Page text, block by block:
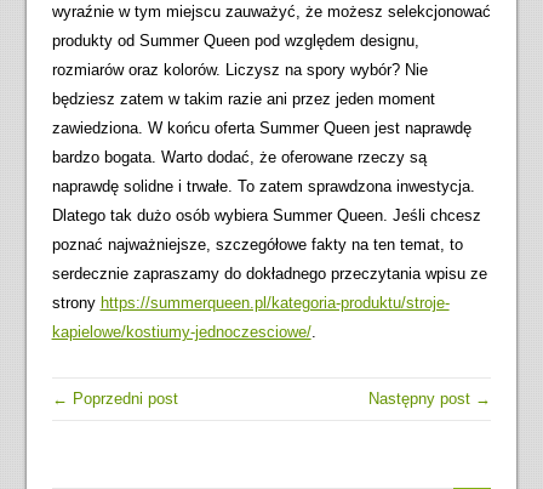
wyraźnie w tym miejscu zauważyć, że możesz selekcjonować
produkty od Summer Queen pod względem designu,
rozmiarów oraz kolorów. Liczysz na spory wybór? Nie
będziesz zatem w takim razie ani przez jeden moment
zawiedziona. W końcu oferta Summer Queen jest naprawdę
bardzo bogata. Warto dodać, że oferowane rzeczy są
naprawdę solidne i trwałe. To zatem sprawdzona inwestycja.
Dlatego tak dużo osób wybiera Summer Queen. Jeśli chcesz
poznać najważniejsze, szczegółowe fakty na ten temat, to
serdecznie zapraszamy do dokładnego przeczytania wpisu ze
strony https://summerqueen.pl/kategoria-produktu/stroje-
kapielowe/kostiumy-jednoczesciowe/.
← Poprzedni post Następny post →